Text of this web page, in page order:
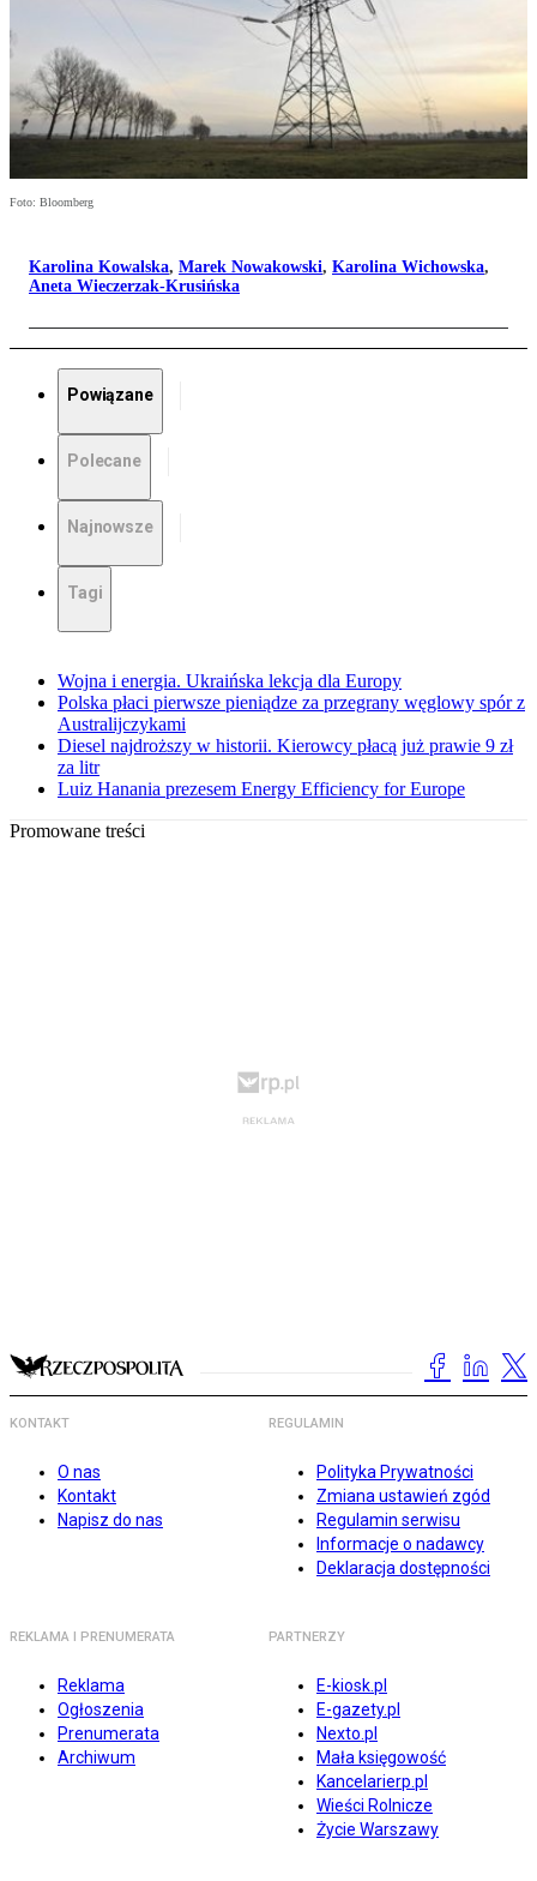
Foto: Bloomberg
Karolina Kowalska, Marek Nowakowski, Karolina Wichowska,
Aneta Wieczerzak-Krusińska
Powiązane
Polecane
Najnowsze
Tagi
Wojna i energia. Ukraińska lekcja dla Europy
Polska płaci pierwsze pieniądze za przegrany węglowy spór z
Australijczykami
Diesel najdroższy w historii. Kierowcy płacą już prawie 9 zł
za litr
Luiz Hanania prezesem Energy Efficiency for Europe
Promowane treści
KONTAKT
O nas
Kontakt
Napisz do nas
REGULAMIN
Polityka Prywatności
Zmiana ustawień zgód
Regulamin serwisu
Informacje o nadawcy
Deklaracja dostępności
REKLAMA I PRENUMERATA
Reklama
Ogłoszenia
Prenumerata
Archiwum
PARTNERZY
E-kiosk.pl
E-gazety.pl
Nexto.pl
Mała księgowość
Kancelarierp.pl
Wieści Rolnicze
Życie Warszawy